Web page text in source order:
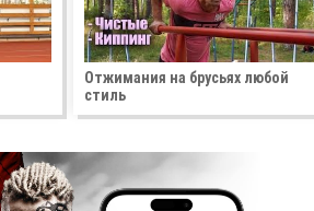
Отжимания на брусьях любой
стиль